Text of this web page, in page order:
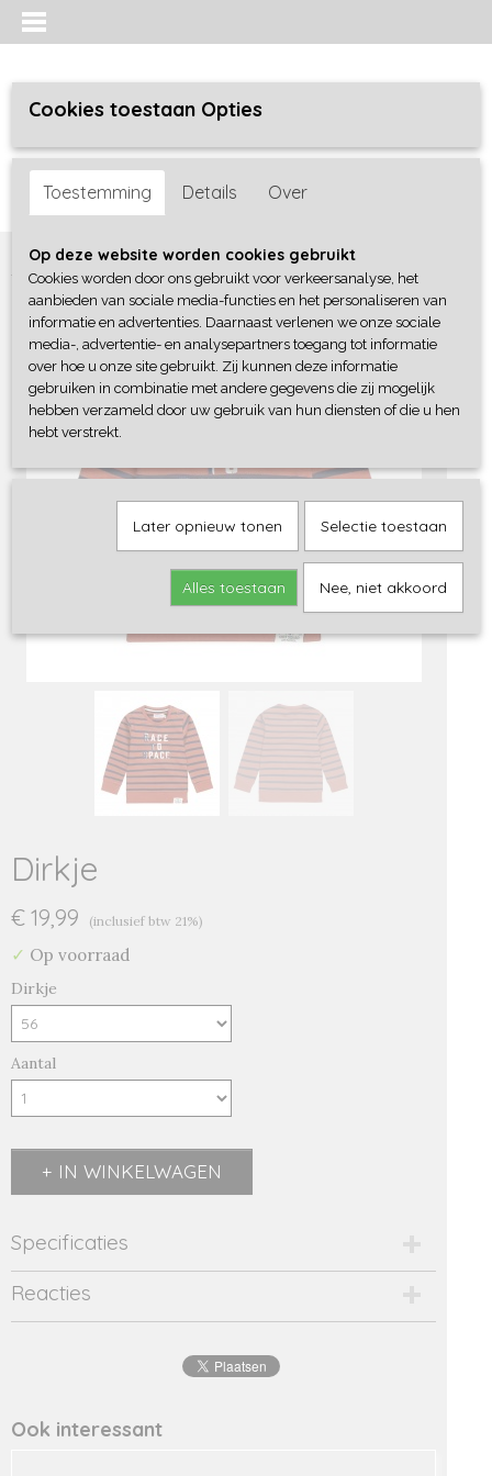
Inloggen Registreren
Geen producten
Home >Jongens baby>Sweaters / Truien / Vesten
Dirkje
€ 19,99 (inclusief btw 21%)
✓ Op voorraad
Dirkje
Aantal
IN WINKELWAGEN
Specificaties
Productcode
2545-14568
Productcode leverancier
Reacties
Ook interessant
Cookies toestaan Opties
Toestemming Details Over
Op deze website worden cookies gebruikt
Cookies worden door ons gebruikt voor verkeersanalyse, het
aanbieden van sociale media-functies en het personaliseren van
informatie en advertenties. Daarnaast verlenen we onze sociale
media-, advertentie- en analysepartners toegang tot informatie
over hoe u onze site gebruikt. Zij kunnen deze informatie
gebruiken in combinatie met andere gegevens die zij mogelijk
hebben verzameld door uw gebruik van hun diensten of die u hen
hebt verstrekt.
Later opnieuw tonen Selectie toestaan
Alles toestaan Nee, niet akkoord